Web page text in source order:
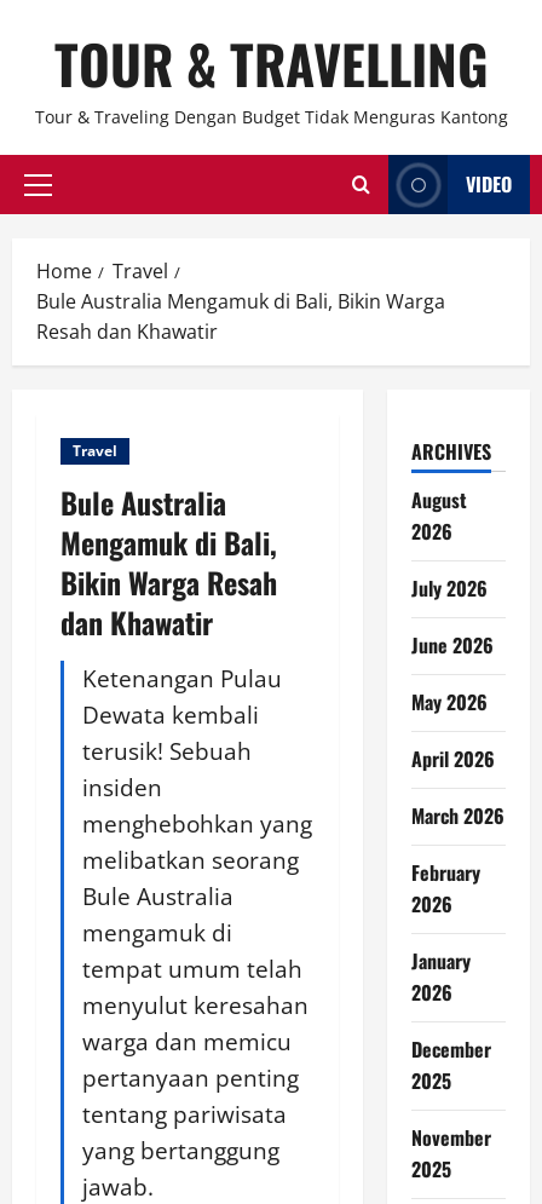
TOUR & TRAVELLING
Tour & Traveling Dengan Budget Tidak Menguras Kantong
Primary
VIDEO
Home
Travel
Bule Australia Mengamuk di Bali, Bikin Warga
Resah dan Khawatir
Travel
Bule Australia
Mengamuk di Bali,
Bikin Warga Resah
dan Khawatir
Ketenangan Pulau
Dewata kembali
terusik! Sebuah
insiden
menghebohkan yang
melibatkan seorang
Bule Australia
mengamuk di
tempat umum telah
menyulut keresahan
warga dan memicu
pertanyaan penting
tentang pariwisata
yang bertanggung
jawab.
ARCHIVES
August
2026
July 2026
June 2026
May 2026
April 2026
March 2026
February
2026
January
2026
December
2025
November
2025